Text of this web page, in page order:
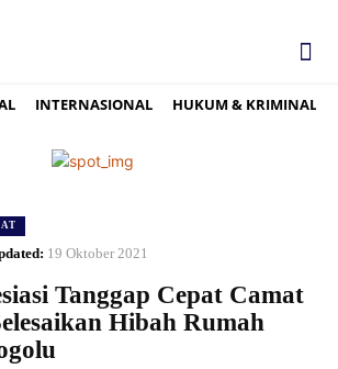
INTERNASIONAL HUKUM & KRIMINAL
19 Oktober 2021
Tanggap Cepat Camat
Hibah Rumah